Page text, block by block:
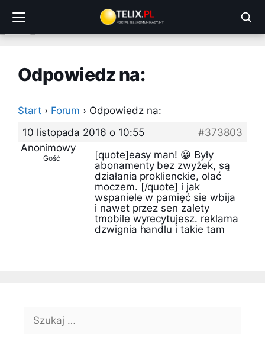
treści
Odpowiedz na:
Start › Forum › Odpowiedz na:
10 listopada 2016 o 10:55
#373803
Anonimowy
Gość
[quote]easy man! 😀 Były
abonamenty bez zwyżek, są
działania proklienckie, olać
moczem. [/quote] i jak
wspaniele w pamięć sie wbija
i nawet przez sen zalety
tmobile wyrecytujesz. reklama
dzwignia handlu i takie tam
Szukaj: